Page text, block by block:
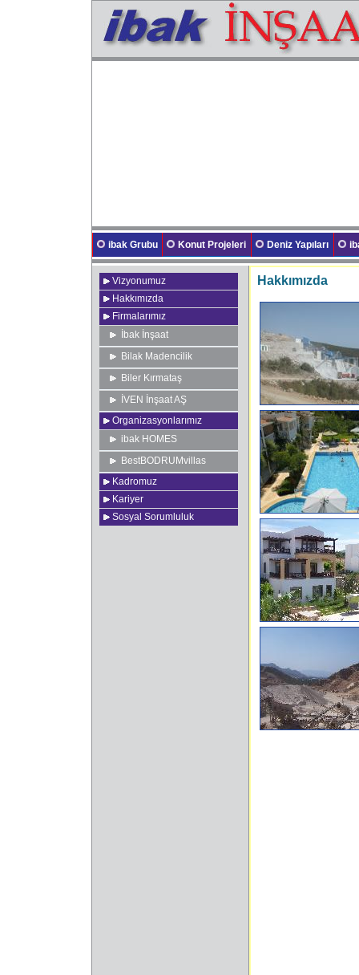
ibak Grubu Konut Projeleri Deniz Yapıları
Vizyonumuz
Hakkımızda
Firmalarımız
İbak İnşaat
Bilak Madencilik
Biler Kırmataş
İVEN İnşaat AŞ
Organizasyonlarımız
ibak HOMES
BestBODRUMvillas
Kadromuz
Kariyer
Sosyal Sorumluluk
Hakkımızda